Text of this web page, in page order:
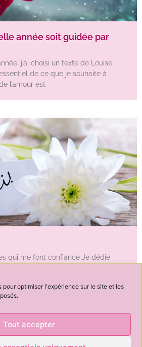
pour optimiser l'expérience sur le site et les
Tout accepter
année soit guidée par
j’ai choisi un texte de Louise
de ce que je souhaite à
l’amour est
qui me font confiance Je dédie